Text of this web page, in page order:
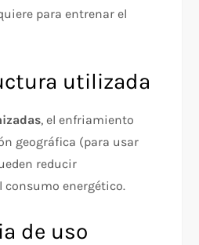
para entrenar el
utilizada
, el enfriamiento
geográfica (para usar
reducir
energético.
de uso